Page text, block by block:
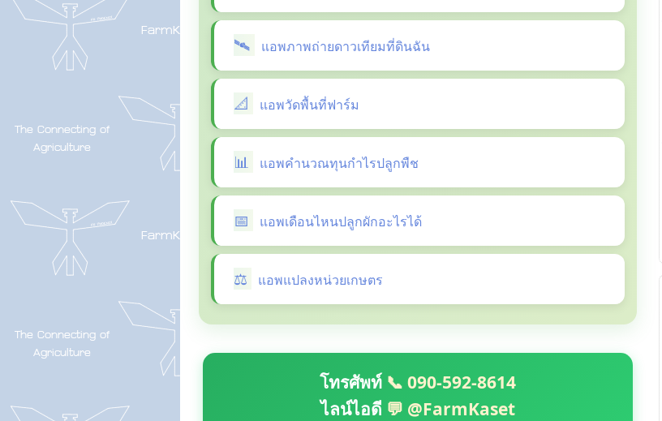
แอพภาพถ่ายดาวเทียมที่ดินฉัน
แอพวัดพื้นที่ฟาร์ม
แอพคำนวณทุนกำไรปลูกพืช
แอพเดือนไหนปลูกผักอะไรได้
แอพแปลงหน่วยเกษตร
โทรศัพท์ 📞 090-592-8614
ไลน์ไอดี 💬 @FarmKaset